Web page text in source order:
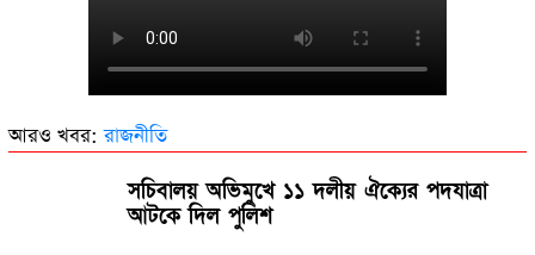
আরও খবর:রাজনীতি
সচিবালয় অভিমুখে ১১ দলীয় ঐক্যের পদযাত্রা
আটকে দিল পুলিশ